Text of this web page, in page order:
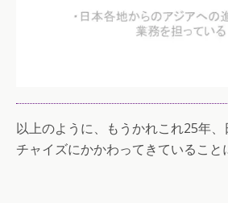
以上のように、もうかれこれ25年
チャイズにかかわってきていること